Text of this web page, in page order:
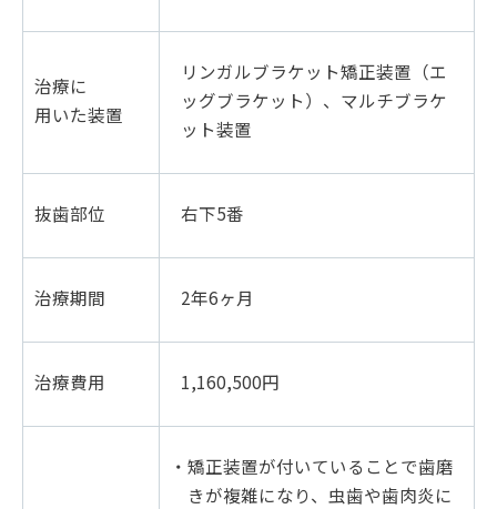
治療に
用いた装置
リンガルブラケット矯正装置（エ
ッグブラケット）、 マルチブラケ
ット装置
抜歯部位 右下5番
治療期間 2年6ヶ月
治療費用 1,160,500円
・矯正装置が付いていることで歯磨
きが複雑になり、虫歯や歯肉炎に